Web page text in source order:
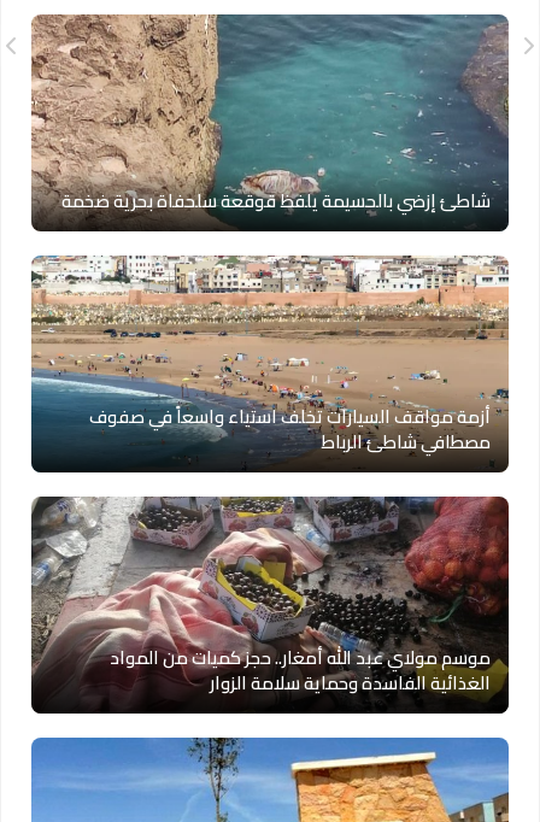
شاطئ إزضي بالحسيمة يلفظ قوقعة سلحفاة بحرية ضخمة
أزمة مواقف السيارات تخلف استياء واسعاً في صفوف
مصطافي شاطئ الرباط
موسم مولاي عبد الله أمغار.. حجز كميات من المواد
الغذائية الفاسدة وحماية سلامة الزوار